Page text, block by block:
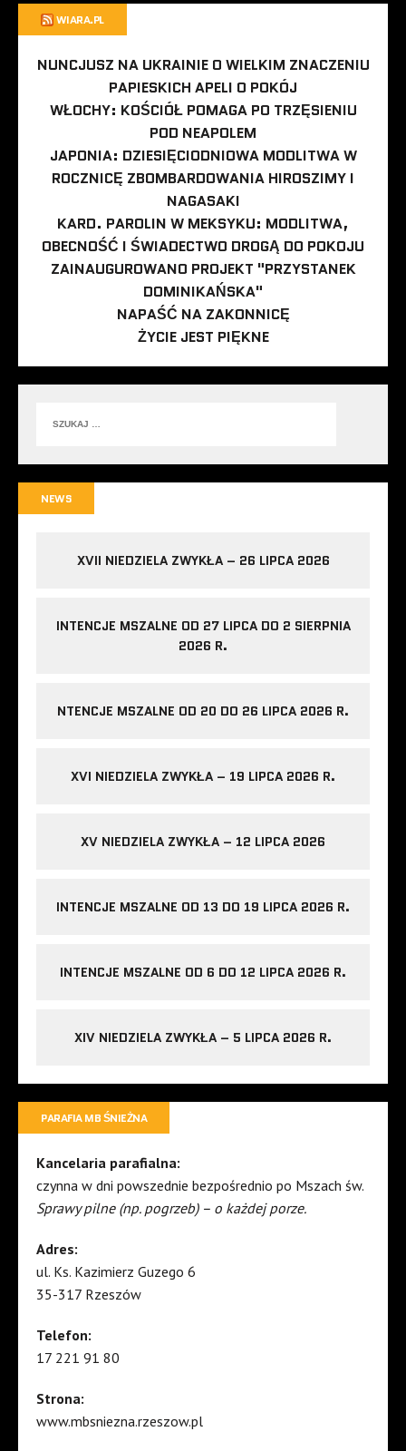
WIARA.PL
NUNCJUSZ NA UKRAINIE O WIELKIM ZNACZENIU
PAPIESKICH APELI O POKÓJ
WŁOCHY: KOŚCIÓŁ POMAGA PO TRZĘSIENIU
POD NEAPOLEM
JAPONIA: DZIESIĘCIODNIOWA MODLITWA W
ROCZNICĘ ZBOMBARDOWANIA HIROSZIMY I
NAGASAKI
KARD. PAROLIN W MEKSYKU: MODLITWA,
OBECNOŚĆ I ŚWIADECTWO DROGĄ DO POKOJU
ZAINAUGUROWANO PROJEKT "PRZYSTANEK
DOMINIKAŃSKA"
NAPAŚĆ NA ZAKONNICĘ
ŻYCIE JEST PIĘKNE
NEWS
XVII NIEDZIELA ZWYKŁA – 26 LIPCA 2026
INTENCJE MSZALNE OD 27 LIPCA DO 2 SIERPNIA
2026 R.
NTENCJE MSZALNE OD 20 DO 26 LIPCA 2026 R.
XVI NIEDZIELA ZWYKŁA – 19 LIPCA 2026 R.
XV NIEDZIELA ZWYKŁA – 12 LIPCA 2026
INTENCJE MSZALNE OD 13 DO 19 LIPCA 2026 R.
INTENCJE MSZALNE OD 6 DO 12 LIPCA 2026 R.
XIV NIEDZIELA ZWYKŁA – 5 LIPCA 2026 R.
PARAFIA MB ŚNIEŻNA
Kancelaria parafialna:
czynna w dni powszednie bezpośrednio po Mszach św.
Sprawy pilne (np. pogrzeb) – o każdej porze.
Adres:
ul. Ks. Kazimierz Guzego 6
35-317 Rzeszów
Telefon:
17 221 91 80
Strona:
www.mbsniezna.rzeszow.pl